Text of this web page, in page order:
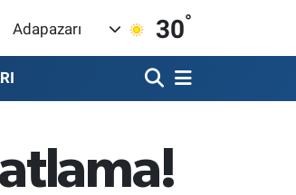
Adapazarı 30°